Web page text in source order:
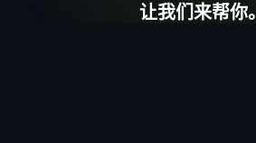
让我们来帮你。